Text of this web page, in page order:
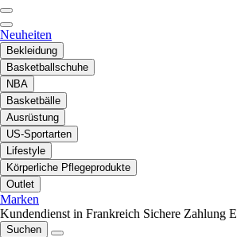
Neuheiten
Bekleidung
Basketballschuhe
NBA
Basketbälle
Ausrüstung
US-Sportarten
Lifestyle
Körperliche Pflegeprodukte
Outlet
Marken
Kundendienst in Frankreich Sichere Zahlung
Suchen